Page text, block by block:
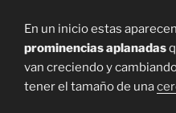
En un inicio estas
prominencias aplanadas
van creciendo y
tener el tamaño de una